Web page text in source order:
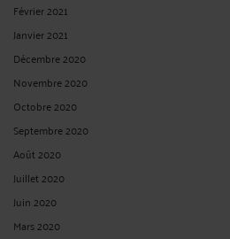
Février 2021
Janvier 2021
Décembre 2020
Novembre 2020
Octobre 2020
Septembre 2020
Août 2020
Juillet 2020
Juin 2020
Mars 2020